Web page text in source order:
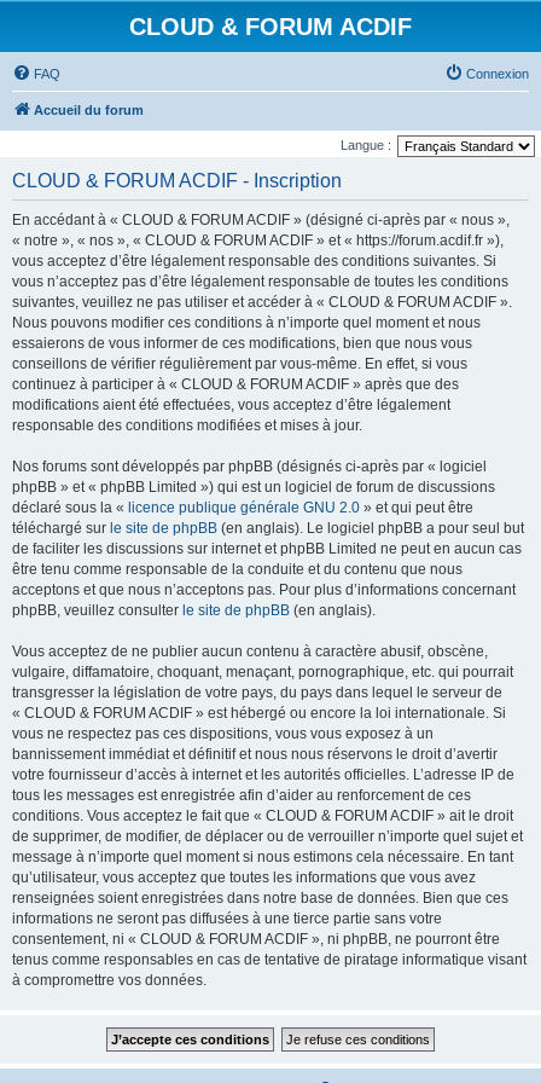
CLOUD & FORUM ACDIF
FAQ Connexion
Accueil du forum
Langue :
CLOUD & FORUM ACDIF - Inscription
En accédant à « CLOUD & FORUM ACDIF » (désigné ci-après par « nous »,
« notre », « nos », « CLOUD & FORUM ACDIF » et « https://forum.acdif.fr »),
vous acceptez d’être légalement responsable des conditions suivantes. Si
vous n’acceptez pas d’être légalement responsable de toutes les conditions
suivantes, veuillez ne pas utiliser et accéder à « CLOUD & FORUM ACDIF ».
Nous pouvons modifier ces conditions à n’importe quel moment et nous
essaierons de vous informer de ces modifications, bien que nous vous
conseillons de vérifier régulièrement par vous-même. En effet, si vous
continuez à participer à « CLOUD & FORUM ACDIF » après que des
modifications aient été effectuées, vous acceptez d’être légalement
responsable des conditions modifiées et mises à jour.
Nos forums sont développés par phpBB (désignés ci-après par « logiciel
phpBB » et « phpBB Limited ») qui est un logiciel de forum de discussions
déclaré sous la « licence publique générale GNU 2.0 » et qui peut être
téléchargé sur le site de phpBB (en anglais). Le logiciel phpBB a pour seul but
de faciliter les discussions sur internet et phpBB Limited ne peut en aucun cas
être tenu comme responsable de la conduite et du contenu que nous
acceptons et que nous n’acceptons pas. Pour plus d’informations concernant
phpBB, veuillez consulter le site de phpBB (en anglais).
Vous acceptez de ne publier aucun contenu à caractère abusif, obscène,
vulgaire, diffamatoire, choquant, menaçant, pornographique, etc. qui pourrait
transgresser la législation de votre pays, du pays dans lequel le serveur de
« CLOUD & FORUM ACDIF » est hébergé ou encore la loi internationale. Si
vous ne respectez pas ces dispositions, vous vous exposez à un
bannissement immédiat et définitif et nous nous réservons le droit d’avertir
votre fournisseur d’accès à internet et les autorités officielles. L’adresse IP de
tous les messages est enregistrée afin d’aider au renforcement de ces
conditions. Vous acceptez le fait que « CLOUD & FORUM ACDIF » ait le droit
de supprimer, de modifier, de déplacer ou de verrouiller n’importe quel sujet et
message à n’importe quel moment si nous estimons cela nécessaire. En tant
qu’utilisateur, vous acceptez que toutes les informations que vous avez
renseignées soient enregistrées dans notre base de données. Bien que ces
informations ne seront pas diffusées à une tierce partie sans votre
consentement, ni « CLOUD & FORUM ACDIF », ni phpBB, ne pourront être
tenus comme responsables en cas de tentative de piratage informatique visant
à compromettre vos données.